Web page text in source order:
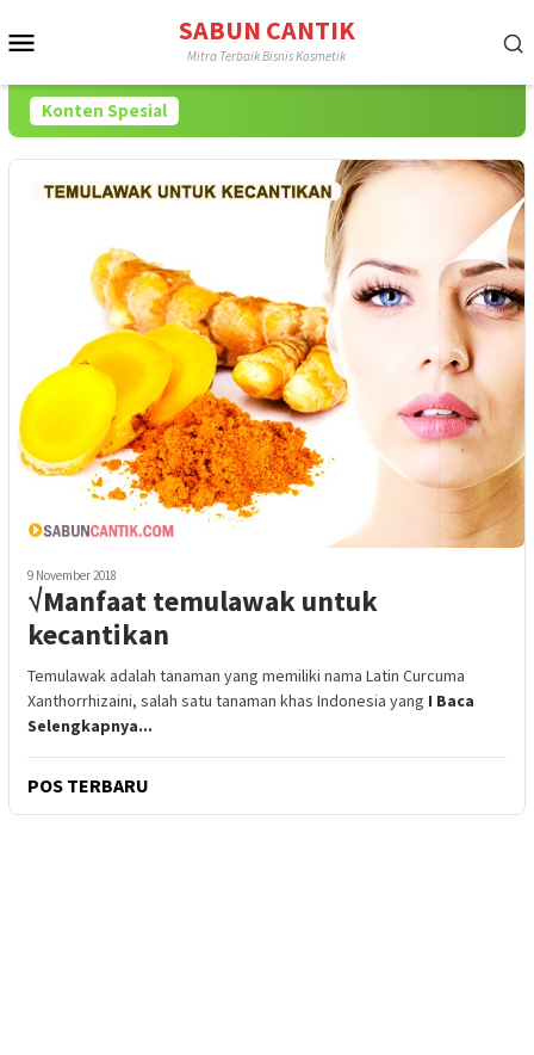
ke
SABUN CANTIK
Mitra Terbaik Bisnis Kosmetik
Konten Spesial
9 November 2018
√Manfaat temulawak untuk
kecantikan
Temulawak adalah tanaman yang memiliki nama Latin Curcuma
Xanthorrhizaini, salah satu tanaman khas Indonesia yang I Baca
Selengkapnya...
POS TERBARU